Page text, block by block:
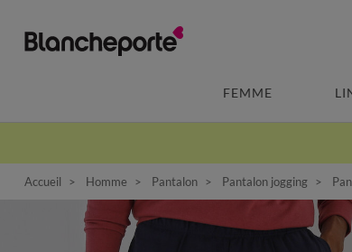
FEMME
Accueil Homme Pantalon Pantalon jogging